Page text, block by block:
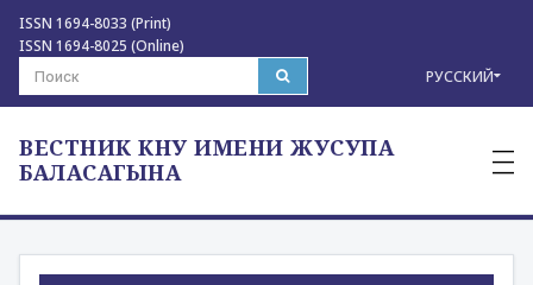
ISSN 1694-8033 (Print)
ISSN 1694-8025 (Online)
РУССКИЙ
ВЕСТНИК КНУ ИМЕНИ ЖУСУПА
БАЛАСАГЫНА
—
—
—